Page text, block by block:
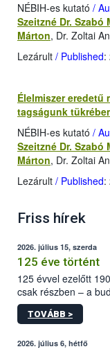
NÉBIH-es kutató /
Szeitzné Dr. Szabó
Márton, Dr. Zoltai
Lezárult / Published:
Élelmiszer eredetű
tagságunk
NÉBIH-es kutató /
Szeitzné Dr. Szabó
Márton, Dr. Zoltai
Lezárult / Published:
Friss hírek
2026. július 15, szerda
125 éve történt
125 évvel ezelőtt
csak részben – a
állomás a Kis Rókus
tervezett új épületébe.
TOVÁBB >
2026. július 6, hétfő